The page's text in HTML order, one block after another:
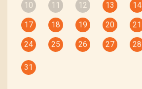
10 11 12 13 14
17 18 19 20 21
24 25 26 27 28
31